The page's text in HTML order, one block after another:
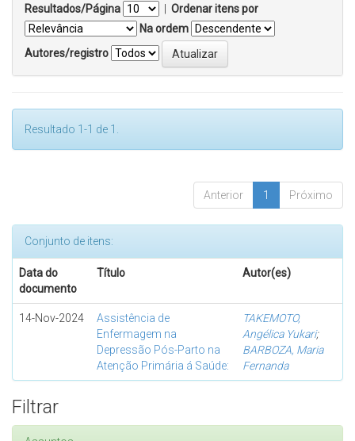
Resultados/Página
Ordenar itens por
Na ordem
Autores/registro
Resultado 1-1 de 1.
Anterior 1 Próximo
Conjunto de itens:
Data do
documento
Título Autor(es)
14-Nov-2024
Assistência de
Enfermagem na
Depressão Pós-Parto na
Atenção Primária á Saúde:
TAKEMOTO,
Angélica Yukari;
BARBOZA, Maria
Fernanda
Filtrar